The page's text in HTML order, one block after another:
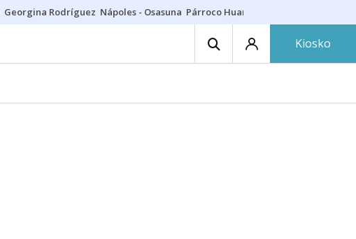
Georgina Rodríguez Nápoles - Osasuna Párroco Huarte
Kiosko